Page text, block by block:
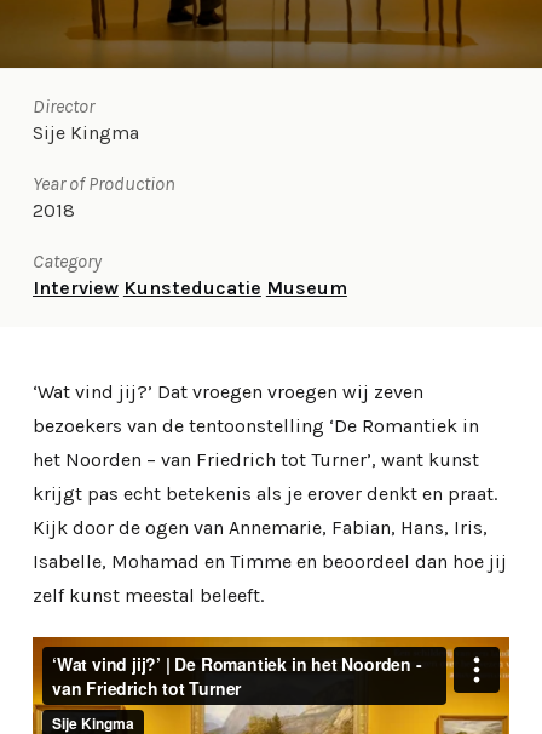
Director
Sije Kingma
Year of Production
2018
Category
Interview Kunsteducatie Museum
‘Wat vind jij?’ Dat vroegen vroegen wij zeven
bezoekers van de tentoonstelling ‘De Romantiek in
het Noorden – van Friedrich tot Turner’, want kunst
krijgt pas echt betekenis als je erover denkt en praat.
Kijk door de ogen van Annemarie, Fabian, Hans, Iris,
Isabelle, Mohamad en Timme en beoordeel dan hoe jij
zelf kunst meestal beleeft.